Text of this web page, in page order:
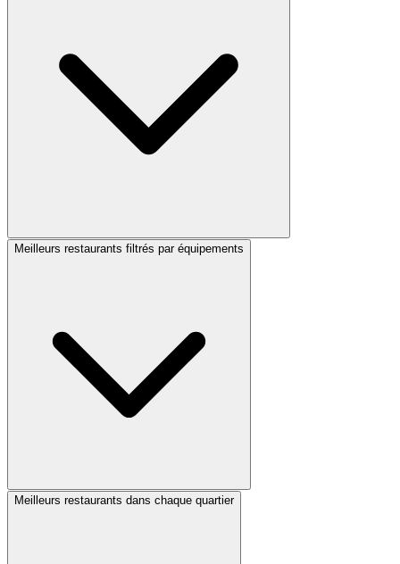
Meilleurs restaurants filtrés par équipements
Meilleurs restaurants dans chaque quartier